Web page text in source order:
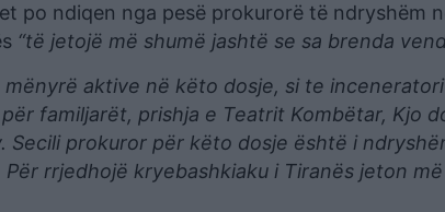
po ndiqen nga pesë prokurorë të ndryshëm
“të jetojë më shumë jashtë se sa brenda
aktive në këto dosje, si te
familjarët, prishja e Teatrit Kombëtar, Kjo
prokuror për këto dosje është i
rrjedhojë kryebashkiaku i Tiranës jeton